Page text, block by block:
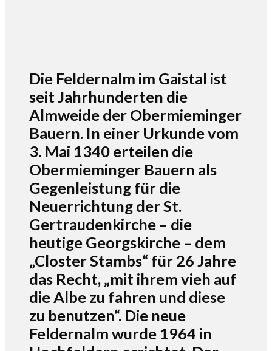
Die Feldernalm im Gaistal ist
seit Jahrhunderten die
Almweide der Obermieminger
Bauern. In einer Urkunde vom
3. Mai 1340 erteilen die
Obermieminger Bauern als
Gegenleistung für die
Neuerrichtung der St.
Gertraudenkirche – die
heutige Georgskirche – dem
„Closter Stambs“ für 26 Jahre
das Recht, „mit ihrem vieh auf
die Albe zu fahren und diese
zu benutzen“. Die neue
Feldernalm wurde 1964 in